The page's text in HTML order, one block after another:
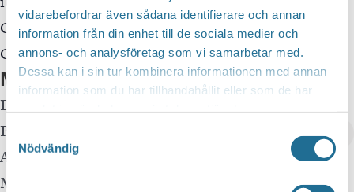
vidarebefordrar även sådana identifierare och annan
information från din enhet till de sociala medier och
annons- och analysföretag som vi samarbetar med.
Dessa kan i sin tur kombinera informationen med annan
information som du har tillhandahållit eller som de har
Samtyckesval
Nödvändig
Outlook 365
Outlook Live
Mer info
Datum:
Event Series(See All)
Plats:
Adress: Strandvägen 71
Motala